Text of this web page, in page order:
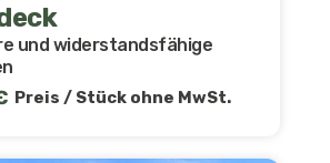
und widerstandsfähige
Preis / Stück ohne MwSt.